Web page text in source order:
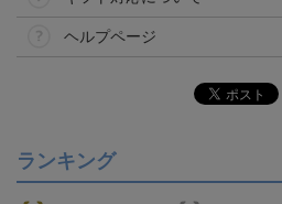
ヘルプページ
ランキング